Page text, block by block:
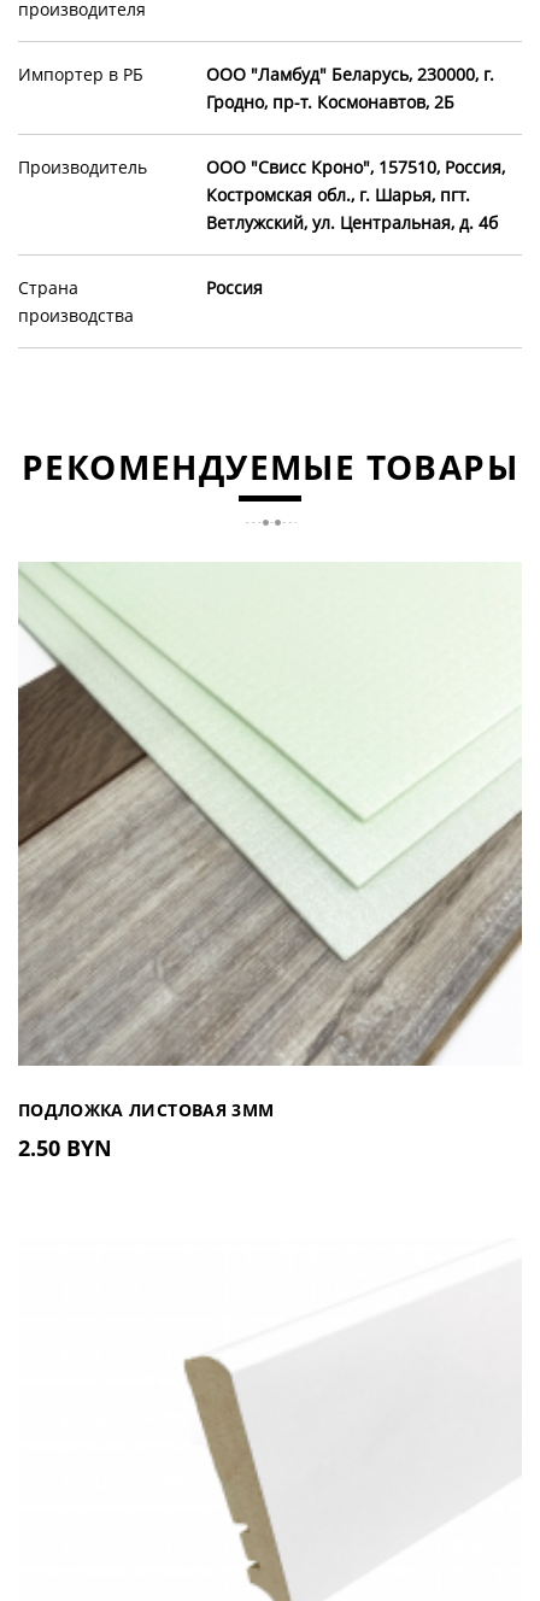
производителя
Импортер в РБ
OOO "Ламбуд" Беларусь, 230000, г.
Гродно, пр-т. Космонавтов, 2Б
Производитель
ООО "Свисс Кроно", 157510, Россия,
Костромская обл., г. Шарья, пгт.
Ветлужский, ул. Центральная, д. 4б
Страна
производства
Россия
РЕКОМЕНДУЕМЫЕ ТОВАРЫ
ПОДЛОЖКА ЛИСТОВАЯ 3ММ
2.50 BYN